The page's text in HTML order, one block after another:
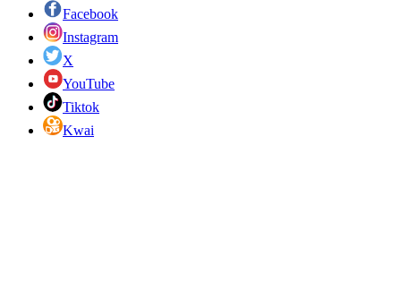
Facebook
Instagram
X
YouTube
Tiktok
Kwai